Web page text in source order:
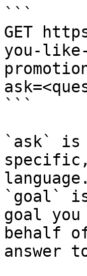
```
GET
you-
```
`ask` is
language.
`goal`
goal
behalf
answer